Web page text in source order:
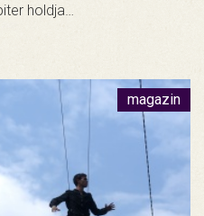
holdja…
magazin